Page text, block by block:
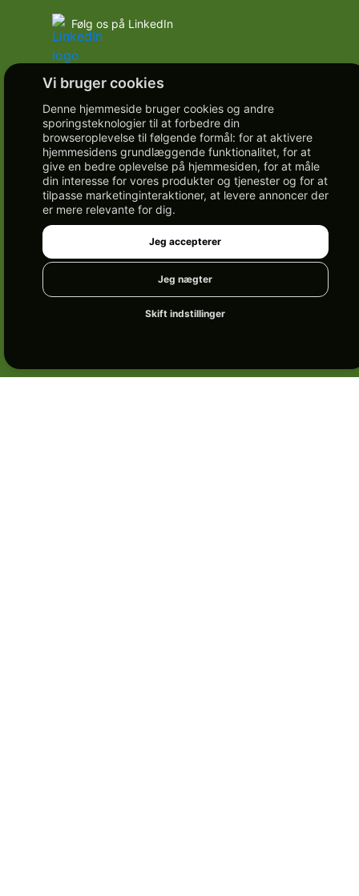
Denne hjemmeside bruger cookies og andre
sporingsteknologier til at forbedre din
browseroplevelse til følgende formål: for at aktivere
hjemmesidens grundlæggende funktionalitet, for at
give en bedre oplevelse på hjemmesiden, for at måle
din interesse for vores produkter og tjenester og for at
tilpasse marketinginteraktioner, at levere annoncer der
er mere relevante for dig.
Jeg accepterer
Jeg nægter
Skift indstillinger
Følg os på LinkedIn